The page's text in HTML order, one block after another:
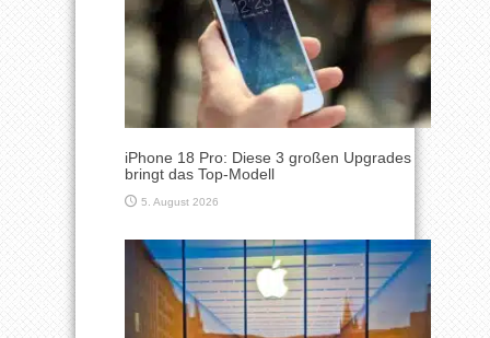
iPhone 18 Pro: Diese 3 großen Upgrades
bringt das Top-Modell
5. August 2026